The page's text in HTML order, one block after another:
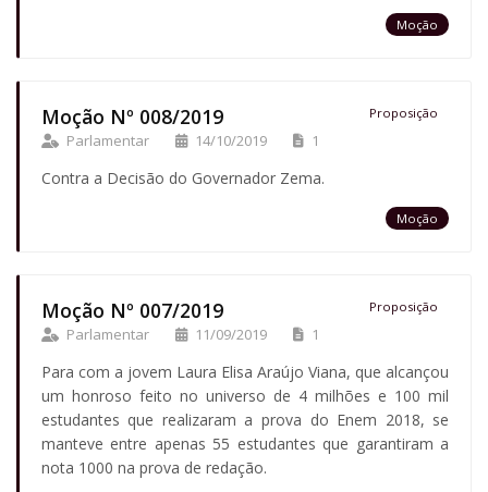
Moção
Moção Nº 008/2019 Proposição
Parlamentar 14/10/2019 1
Contra a Decisão do Governador Zema.
Moção
Moção Nº 007/2019 Proposição
Parlamentar 11/09/2019 1
Para com a jovem Laura Elisa Araújo Viana, que alcançou
um honroso feito no universo de 4 milhões e 100 mil
estudantes que realizaram a prova do Enem 2018, se
manteve entre apenas 55 estudantes que garantiram a
nota 1000 na prova de redação.